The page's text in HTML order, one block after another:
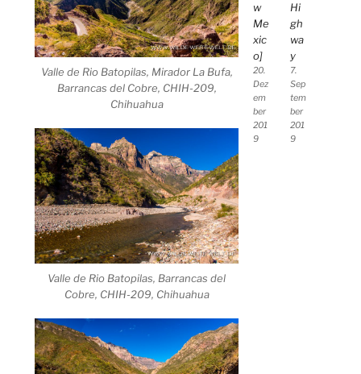
Valle de Rio Batopilas, Mirador La Bufa,
Barrancas del Cobre, CHIH-209,
Chihuahua
Valle de Rio Batopilas, Barrancas del
Cobre, CHIH-209, Chihuahua
w
Me
xic
o]
20.
Dez
em
ber
201
9
Hi
gh
wa
y
7.
Sep
tem
ber
201
9